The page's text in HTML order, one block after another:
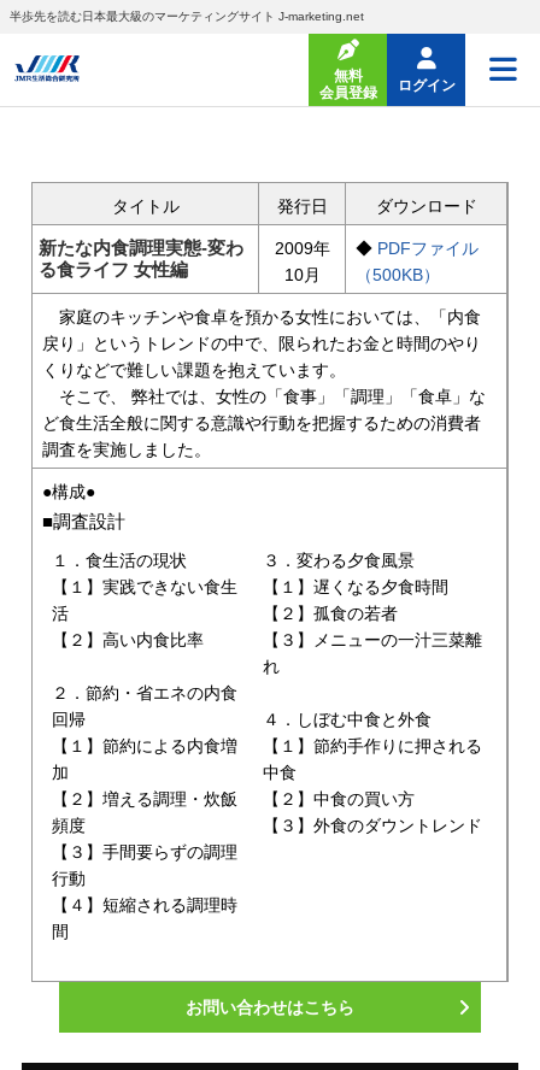
半歩先を読む日本最大級のマーケティングサイト J-marketing.net
無料
会員登録
ログイン
タイトル 発行日 ダウンロード
新たな内食調理実態-変わ
る食ライフ 女性編
2009年
10月
◆ PDFファイル
（500KB）
家庭のキッチンや食卓を預かる女性においては、「内食
戻り」というトレンドの中で、限られたお金と時間のやり
くりなどで難しい課題を抱えています。
そこで、 弊社では、女性の「食事」「調理」「食卓」な
ど食生活全般に関する意識や行動を把握するための消費者
調査を実施しました。
●構成●
■調査設計
１．食生活の現状
【１】実践できない食生
活
【２】高い内食比率
２．節約・省エネの内食
回帰
【１】節約による内食増
加
【２】増える調理・炊飯
頻度
【３】手間要らずの調理
行動
【４】短縮される調理時
間
３．変わる夕食風景
【１】遅くなる夕食時間
【２】孤食の若者
【３】メニューの一汁三菜離
れ
４．しぼむ中食と外食
【１】節約手作りに押される
中食
【２】中食の買い方
【３】外食のダウントレンド
お問い合わせはこちら